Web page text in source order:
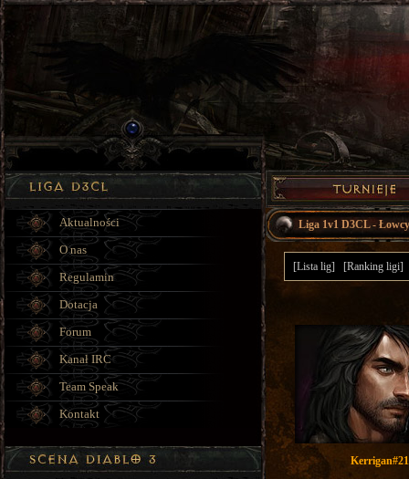
Liga 1v1 D3CL -
[Lista lig] [Ranking ligi]
Aktualności
O nas
Regulamin
Dotacja
Forum
Kanał IRC
Team Speak
Kontakt